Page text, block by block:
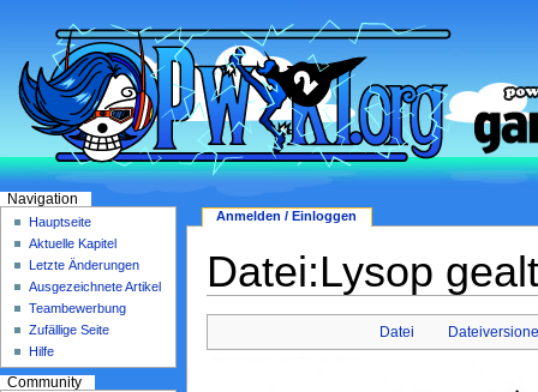
Datei:Lysop
Datei
Anmelden / Einloggen
Navigation
Hauptseite
Aktuelle Kapitel
Letzte Änderungen
Ausgezeichnete Artikel
Teambewerbung
Zufällige Seite
Hilfe
Community